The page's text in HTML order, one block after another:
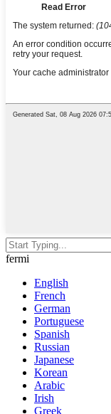
fermi
English
French
German
Portuguese
Spanish
Russian
Japanese
Korean
Arabic
Irish
Greek